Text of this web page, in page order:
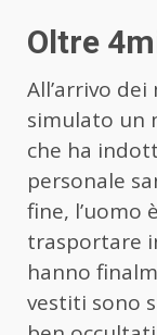
Oltre
All’arrivo
simulato un
che ha
personale
fine, l’uomo
trasportare
hanno
vestiti sono